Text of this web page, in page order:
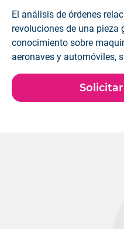
El análisis de órdenes
revoluciones de una pieza
conocimiento sobre
aeronaves y automóviles,
bombas, compresores y